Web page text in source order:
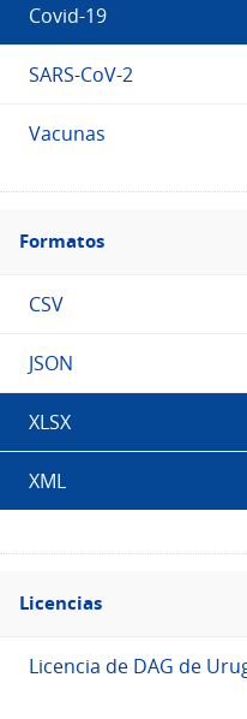
Covid-19
SARS-CoV-2
Vacunas
Filtro
Formatos
Formatos
CSV
JSON
XLSX
XML
Filtro
Licencias
Licencias
Licencia de DAG de